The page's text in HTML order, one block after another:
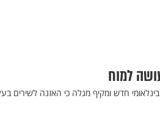
למוח
חדש ומקיף מגלה כי האזנה לשירים